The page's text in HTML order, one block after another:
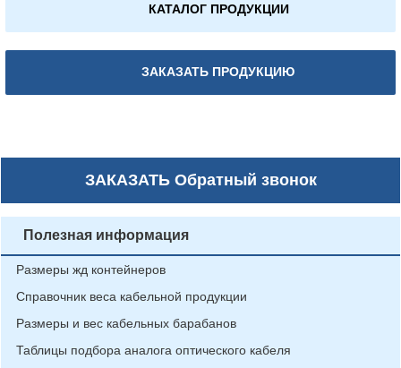
КАТАЛОГ ПРОДУКЦИИ
ЗАКАЗАТЬ ПРОДУКЦИЮ
ЗАКАЗАТЬОбратный звонок
Полезная информация
Размеры жд контейнеров
Справочник веса кабельной продукции
Размеры и вес кабельных барабанов
Таблицы подбора аналога оптического кабеля